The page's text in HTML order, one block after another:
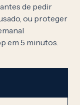
de pedir
ou proteger
em 5 minutos.